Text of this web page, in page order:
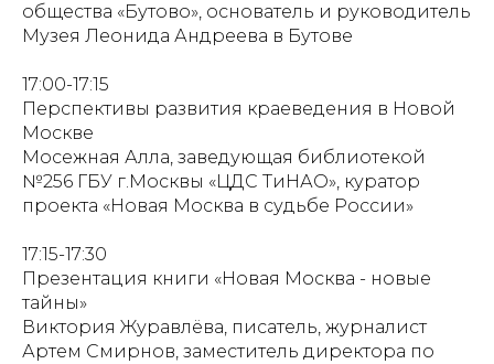
общества «Бутово», основатель и руководитель
Музея Леонида Андреева в Бутове
17:00-17:15
Перспективы развития краеведения в Новой
Москве
Мосежная Алла, заведующая библиотекой
№256 ГБУ г.Москвы «ЦДС ТиНАО», куратор
проекта «Новая Москва в судьбе России»
17:15-17:30
Презентация книги «Новая Москва - новые
тайны»
Виктория Журавлёва, писатель, журналист
Артем Смирнов, заместитель директора по